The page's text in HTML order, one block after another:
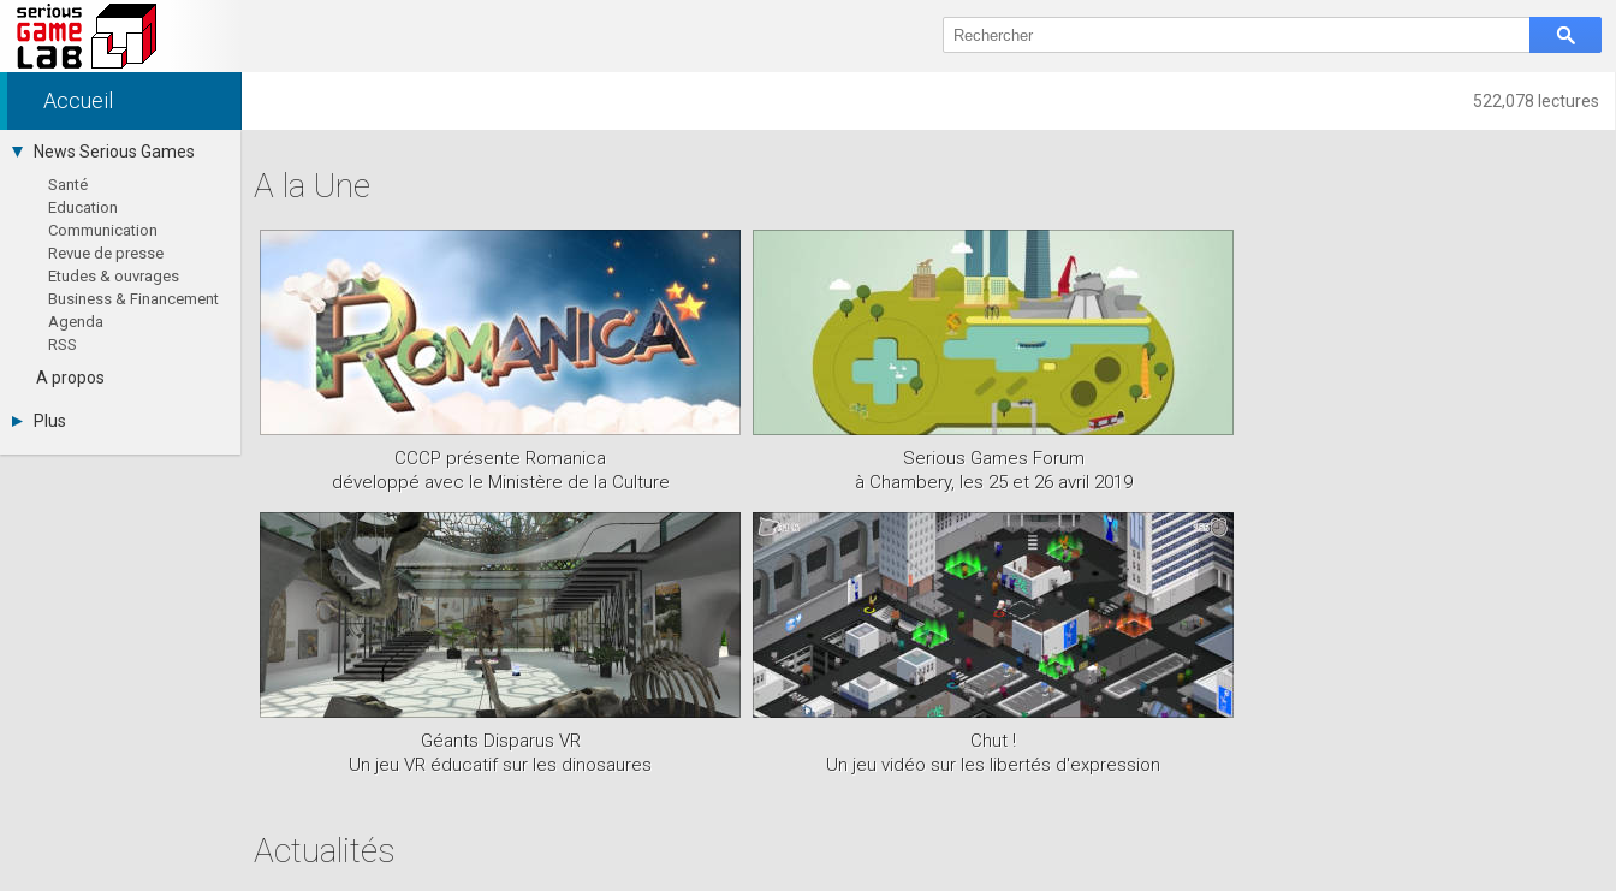
522,078 lectures
Accueil
News Serious Games
Santé
Education
Communication
Revue de presse
Etudes & ouvrages
Business & Financement
Agenda
RSS
A propos
Plus
Sitemap XML
A la Une
CCCP présente Romanica
développé avec le Ministère de la Culture
Serious Games Forum
à Chambery, les 25 et 26 avril 2019
Géants Disparus VR
Un jeu VR éducatif sur les dinosaures
Chut !
Un jeu vidéo sur les libertés d'expression
Actualités